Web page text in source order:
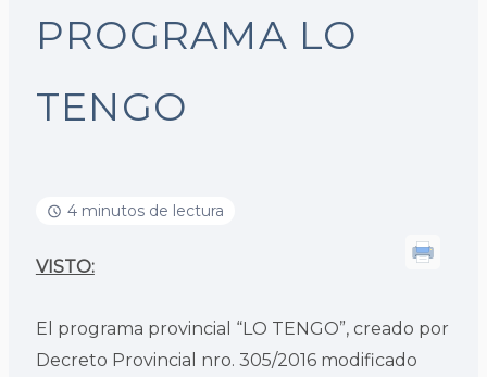
PROGRAMA LO
TENGO
4 minutos de lectura
VISTO:
El programa provincial “LO TENGO”, creado por
Decreto Provincial nro. 305/2016 modificado